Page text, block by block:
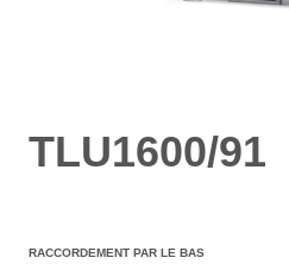
TLU1600/91
RACCORDEMENT PAR LE BAS